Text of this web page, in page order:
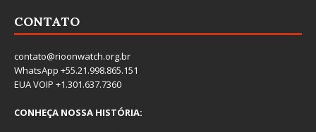
CONTATO
contato@rioonwatch.org.br
WhatsApp +55.21.998.865.151
EUA VOIP +1.301.637.7360
CONHEÇA NOSSA HISTÓRIA: